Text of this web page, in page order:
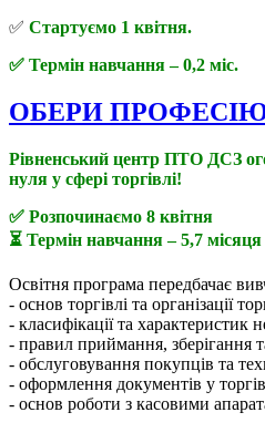
✅ Стартуємо 1 квітня.
✅ Термін навчання – 0,2 міс.
ОБЕРИ
Рівненський центр ПТО ДСЗ
нуля у сфері торгівлі!
✅ Розпочинаємо 8 квітня
⏳ Термін навчання – 5,7 місяця
Освітня програма передбачає
- основ торгівлі та організації
- класифікації та характеристик
- правил приймання, зберігання
- обслуговування покупців та
- оформлення документів у
- основ роботи з касовими